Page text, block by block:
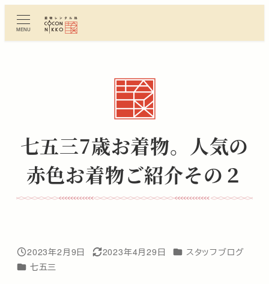
ン
MENU
七五三7歳お着物。人気の
赤色お着物ご紹介その２
投稿日
2023年2月9日
更新日
2023年4月29日 カテゴリー
スタッフブログ
カテゴリー
七五三